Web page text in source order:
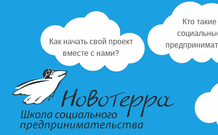
Как начать свой проект
вместе с нами?
Кто такие